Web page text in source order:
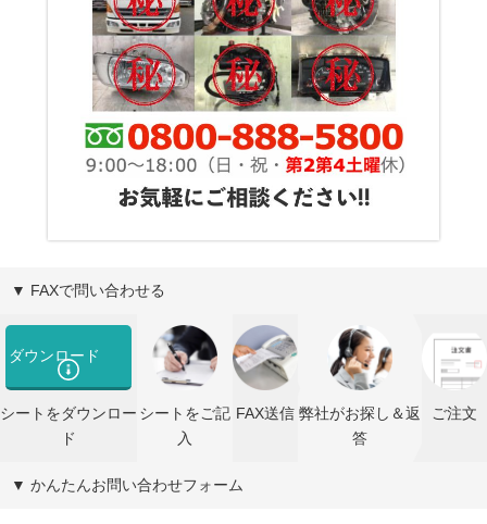
▼ FAXで問い合わせる
ダウンロード
シートをダウンロー
ド
シートをご記
入
FAX送信 弊社がお探し＆返
答
ご注文
▼ かんたんお問い合わせフォーム